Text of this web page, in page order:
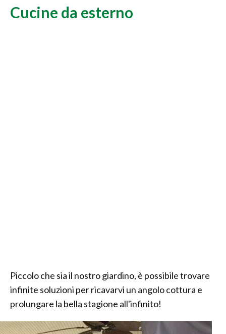
Cucine da esterno
Piccolo che sia il nostro giardino, è possibile trovare
infinite soluzioni per ricavarvi un angolo cottura e
prolungare la bella stagione all'infinito!